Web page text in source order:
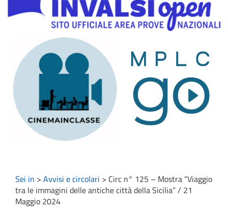
Sei in > Avvisi e circolari > Circ n° 125 – Mostra “Viaggio
tra le immagini delle antiche città della Sicilia” / 21
Maggio 2024